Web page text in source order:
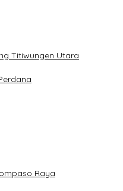
Titiwungen Utara
Raya